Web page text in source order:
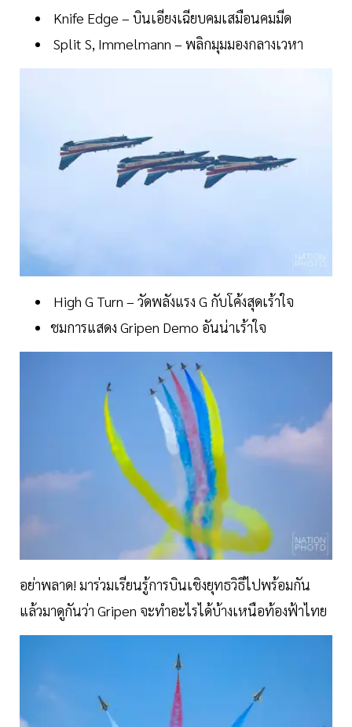
Knife Edge – บินเอียงเฉียบคมเสมือนคมมีด
Split S, Immelmann – พลิกมุมมองกลางเวหา
High G Turn – วัดพลังแรง G กับโค้งสุดเร้าใจ
ชมการแสดง Gripen Demo อันน่าเร้าใจ
อย่าพลาด! มาร่วมเรียนรู้การบินเชิงยุทธวิธีไปพร้อมกัน
แล้วมาดูกันว่า Gripen จะทำอะไรได้บ้างเหนือท้องฟ้าไทย